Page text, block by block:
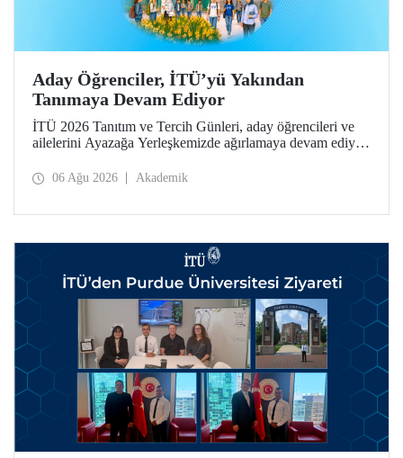
Aday Öğrenciler, İTÜ’yü Yakından
Tanımaya Devam Ediyor
İTÜ 2026 Tanıtım ve Tercih Günleri, aday öğrencileri ve
ailelerini Ayazağa Yerleşkemizde ağırlamaya devam ediyor.
ilgili fakülte ve birimler adaylara bilgi vermeye devam
06 Ağu 2026 Akademik